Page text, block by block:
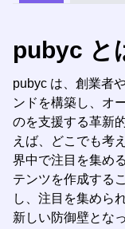
pubyc と
pubyc は、創業者
ンドを構築し、オ
のを支援する革新
えば、どこでも考
界中で注目を集め
テンツを作成する
し、注目を集めら
新しい防御壁とな